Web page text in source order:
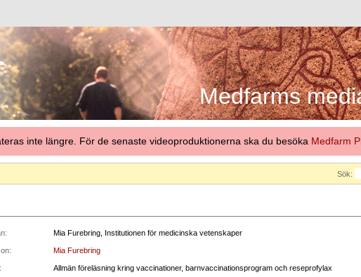
Medfarms
inte längre. För de senaste videoproduktionerna ska du besöka Medfarm
Sök:
Mia Furebring, Institutionen för medicinska vetenskaper
Mia Furebring
Allmän föreläsning kring vaccinationer, barnvaccinationsprogram och reseprofylax